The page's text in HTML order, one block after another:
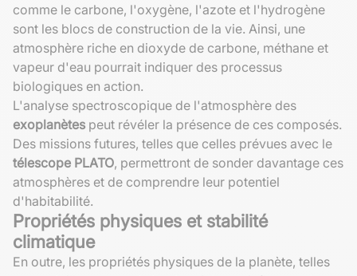
comme le carbone, l'oxygène, l'azote et l'hydrogène
sont les blocs de construction de la vie. Ainsi, une
atmosphère riche en dioxyde de carbone, méthane et
vapeur d'eau pourrait indiquer des processus
biologiques en action.
L'analyse spectroscopique de l'atmosphère des
exoplanètes peut révéler la présence de ces composés.
Des missions futures, telles que celles prévues avec le
télescope PLATO, permettront de sonder davantage ces
atmosphères et de comprendre leur potentiel
d'habitabilité.
Propriétés physiques et stabilité
climatique
En outre, les propriétés physiques de la planète, telles